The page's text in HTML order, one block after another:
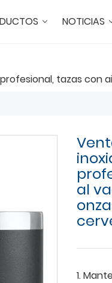
NOTICIAS
tazas con
al
1.